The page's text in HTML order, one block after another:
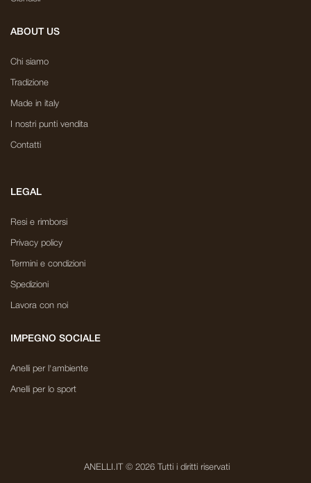
ABOUT US
Chi siamo
Tradizione
Made in italy
I nostri punti vendita
Contatti
LEGAL
Resi e rimborsi
Privacy policy
Termini e condizioni
Spedizioni
Lavora con noi
IMPEGNO SOCIALE
Anelli per l'ambiente
Anelli per lo sport
ANELLI.IT © 2026 Tutti i diritti riservati